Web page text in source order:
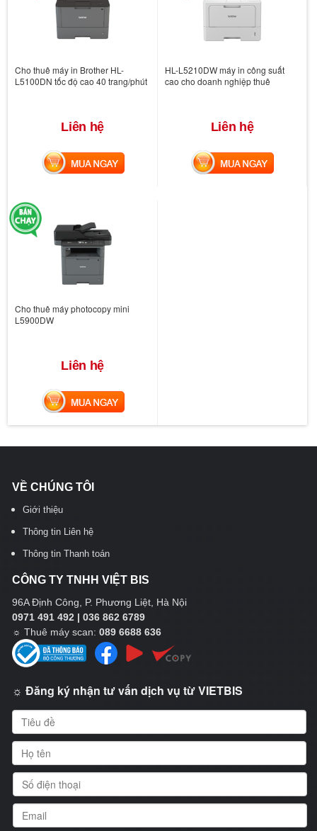
Cho thuê máy in Brother HL-
L5100DN tốc độ cao 40 trang/phút
Liên hệ
MUA NGAY
HL-L5210DW máy in công suất
cao cho doanh nghiệp thuê
Liên hệ
MUA NGAY
Cho thuê máy photocopy mini
L5900DW
Liên hệ
MUA NGAY
VỀ CHÚNG TÔI
Giới thiệu
Thông tin Liên hệ
Thông tin Thanh toán
CÔNG TY TNHH VIỆT BIS
96A Định Công, P. Phương Liệt, Hà Nội
0971 491 492 | 036 862 6789
☼ Thuê máy scan: 089 6688 636
☼ Đăng ký nhận tư vấn dịch vụ từ VIETBIS